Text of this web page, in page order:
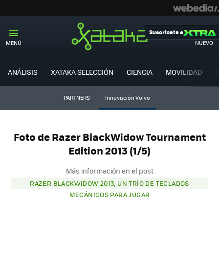
MENÚ NUEVO
Suscríbete a
ANÁLISIS XATAKA SELECCIÓN CIENCIA MOVILIDAD
PARTNERS Innovación Volvo
Foto de Razer BlackWidow Tournament
Edition 2013 (1/5)
Más información en el post
RAZER BLACKWIDOW 2013, UN TRÍO DE TECLADOS
MECÁNICOS PARA JUGAR